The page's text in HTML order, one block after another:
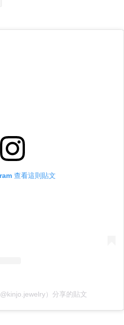
查看這則貼文
）分享的貼文